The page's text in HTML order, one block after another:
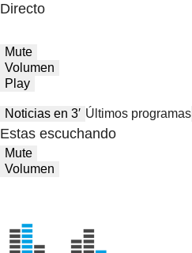
Directo
Mute
Volumen
Play
Noticias en 3′ Últimos programas
Estas escuchando
Mute
Volumen